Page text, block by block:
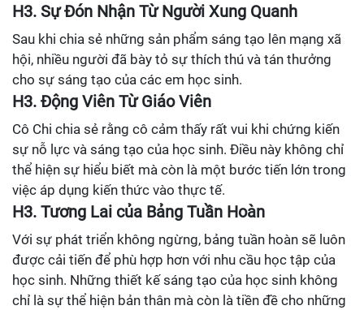
H3. Sự Đón Nhận Từ Người Xung Quanh
Sau khi chia sẻ những sản phẩm sáng tạo lên mạng xã
hội, nhiều người đã bày tỏ sự thích thú và tán thưởng
cho sự sáng tạo của các em học sinh.
H3. Động Viên Từ Giáo Viên
Cô Chi chia sẻ rằng cô cảm thấy rất vui khi chứng kiến
sự nỗ lực và sáng tạo của học sinh. Điều này không chỉ
thể hiện sự hiểu biết mà còn là một bước tiến lớn trong
việc áp dụng kiến thức vào thực tế.
H3. Tương Lai của Bảng Tuần Hoàn
Với sự phát triển không ngừng, bảng tuần hoàn sẽ luôn
được cải tiến để phù hợp hơn với nhu cầu học tập của
học sinh. Những thiết kế sáng tạo của học sinh không
chỉ là sự thể hiện bản thân mà còn là tiền đề cho những